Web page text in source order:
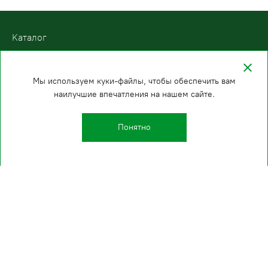
Kаталог
Мы используем куки-файлы, чтобы обеспечить вам
наилучшие впечатления на нашем сайте.
Понятно